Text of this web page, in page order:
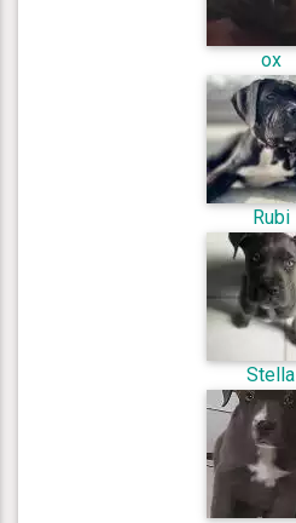
ox
Rubi
Stella